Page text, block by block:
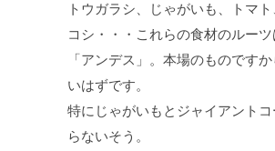
トウガラシ、じゃがいも、トマ
コシ・・・これらの食材のルーツ
「アンデス」。本場のものです
いはずです。
特にじゃがいもとジャイアントコ
らないそう。